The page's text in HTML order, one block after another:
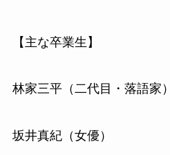
【主な卒業生】
林家三平（二代目・落語家）
坂井真紀（女優）